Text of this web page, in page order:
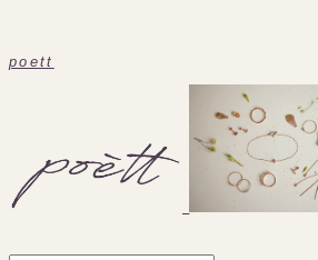
poett